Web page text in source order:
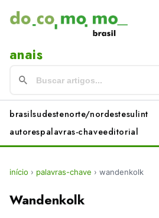
anais
brasilsudestenorte/nordestesulint
autorespalavras-chaveeditorial
início › palavras-chave › wandenkolk
Wandenkolk